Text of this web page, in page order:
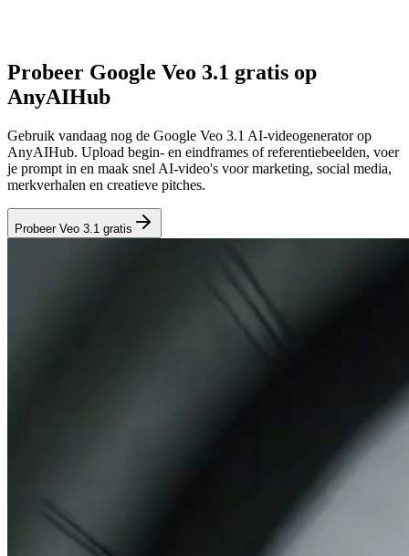
Probeer Google Veo 3.1 gratis op
AnyAIHub
Gebruik vandaag nog de Google Veo 3.1 AI-videogenerator op
AnyAIHub. Upload begin- en eindframes of referentiebeelden, voer
je prompt in en maak snel AI-video's voor marketing, social media,
merkverhalen en creatieve pitches.
Probeer Veo 3.1 gratis